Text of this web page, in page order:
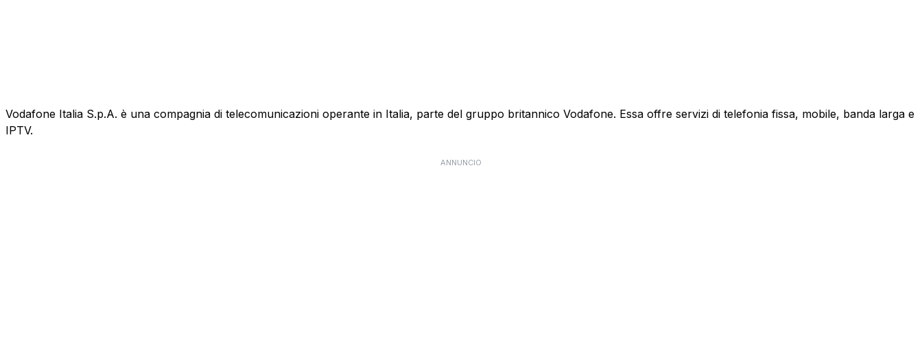
Vodafone Italia S.p.A. è una compagnia di telecomunicazioni operante in Italia, parte del gruppo britannico Vodafone. Essa offre servizi di telefonia fissa, mobile, banda larga e
IPTV.
ANNUNCIO